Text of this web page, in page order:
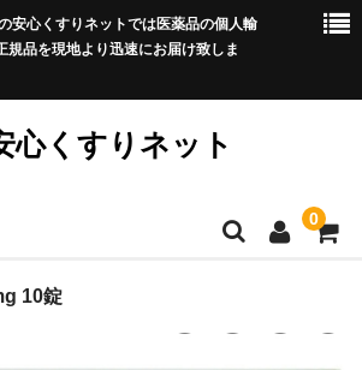
安心くすりネットでは医薬品の個人輸
規品を現地より迅速にお届け致しま
心くすりネット
0
10錠